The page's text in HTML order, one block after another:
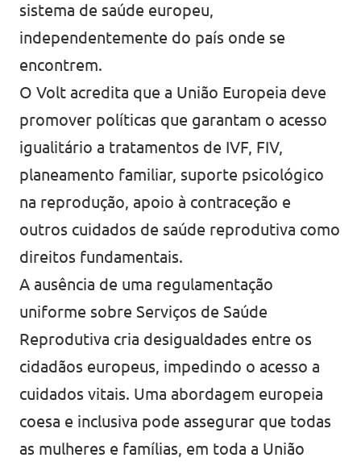
sistema de saúde europeu,
independentemente do país onde se
encontrem.
O Volt acredita que a União Europeia deve
promover políticas que garantam o acesso
igualitário a tratamentos de IVF, FIV,
planeamento familiar, suporte psicológico
na reprodução, apoio à contraceção e
outros cuidados de saúde reprodutiva como
direitos fundamentais.
A ausência de uma regulamentação
uniforme sobre Serviços de Saúde
Reprodutiva cria desigualdades entre os
cidadãos europeus, impedindo o acesso a
cuidados vitais. Uma abordagem europeia
coesa e inclusiva pode assegurar que todas
as mulheres e famílias, em toda a União